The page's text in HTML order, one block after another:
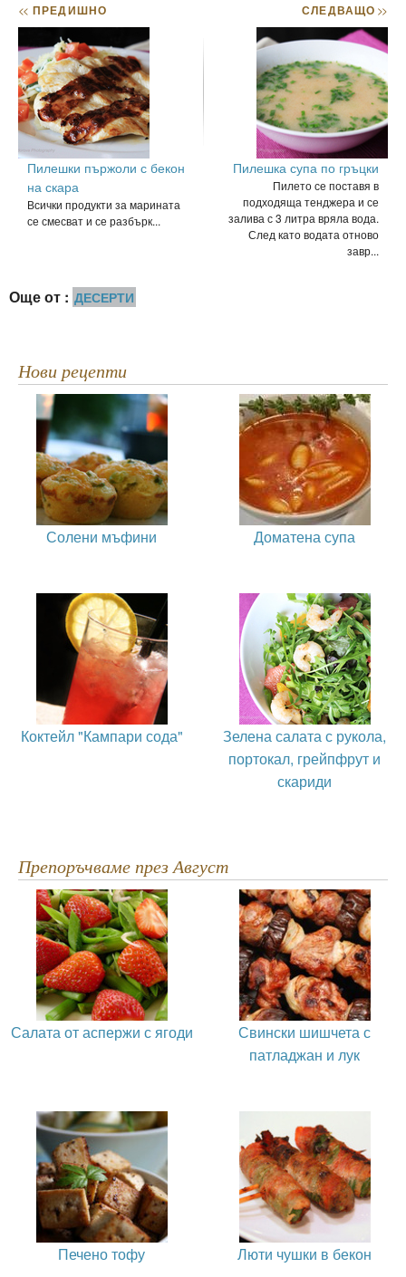
<< ПРЕДИШНО
Пилешки пържоли с бекон
на скара
Всички продукти за марината
се смесват и се разбърк...
СЛЕДВАЩО>>
Пилешка супа по гръцки
Пилето се поставя в
подходяща тенджера и се
залива с 3 литра вряла вода.
След като водата отново
завр...
Още от : ДЕСЕРТИ
Нови рецепти
Солени мъфини Доматена супа
Коктейл "Кампари сода"
Зелена салата с рукола,
портокал, грейпфрут и
скариди
Препоръчваме през Август
Салата от аспержи с ягоди
Свински шишчета с
патладжан и лук
Печено тофу Люти чушки в бекон